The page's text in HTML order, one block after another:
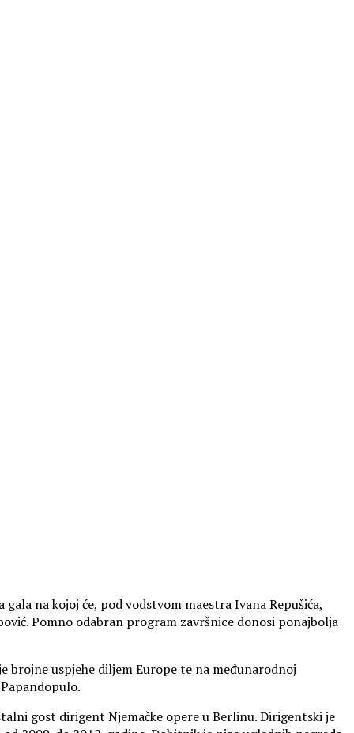
na kojoj će, pod vodstvom maestra Ivana Repušića,
Pomno odabran program završnice donosi ponajbolja
brojne uspjehe diljem Europe te na međunarodnoj
gost dirigent Njemačke opere u Berlinu. Dirigentski je